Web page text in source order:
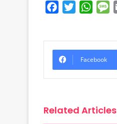
b
o
e
W
s
A
M
g
Facebook
Related Articles